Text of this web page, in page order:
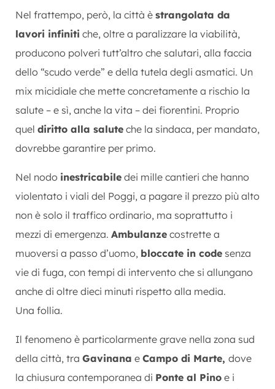
Nel frattempo, però, la città è strangolata da
lavori infiniti che, oltre a paralizzare la viabilità,
producono polveri tutt’altro che salutari, alla faccia
dello “scudo verde” e della tutela degli asmatici. Un
mix micidiale che mette concretamente a rischio la
salute – e sì, anche la vita – dei fiorentini. Proprio
quel diritto alla salute che la sindaca, per mandato,
dovrebbe garantire per primo.
Nel nodo inestricabile dei mille cantieri che hanno
violentato i viali del Poggi, a pagare il prezzo più alto
non è solo il traffico ordinario, ma soprattutto i
mezzi di emergenza. Ambulanze costrette a
muoversi a passo d’uomo, bloccate in code senza
vie di fuga, con tempi di intervento che si allungano
anche di oltre dieci minuti rispetto alla media.
Una follia.
Il fenomeno è particolarmente grave nella zona sud
della città, tra Gavinana e Campo di Marte, dove
la chiusura contemporanea di Ponte al Pino e i